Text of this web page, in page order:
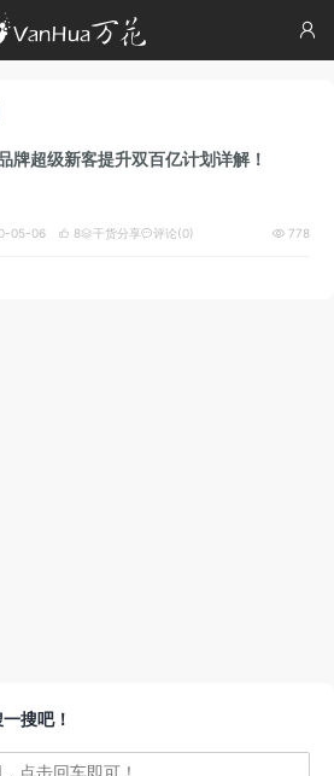

牌超级新客提升双百亿计划详解！
05-06  8  778
 干货分享评论(0)
搜吧！